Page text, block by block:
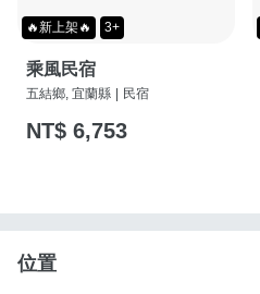
🔥新上架🔥 3+
乘風民宿
五結鄉, 宜蘭縣 | 民宿
NT$ 6,753
位置